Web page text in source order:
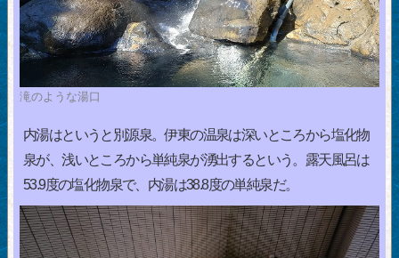
滝のような湯口
内湯はというと別源泉。伊東の温泉は深いところから塩化物
泉が、浅いところから単純泉が湧出するという。露天風呂は
53.9度の塩化物泉で、内湯は38.8度の単純泉だ。